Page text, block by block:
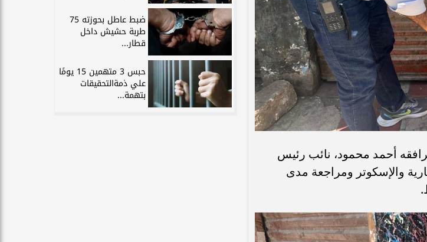
أحمد محمود، نائب رئيس
والإسكوتر ومراجعة مدى
ضبط عاطل بحوزته 75
طربة حشيش داخل
قطار...
حبس 3 متهمين 15 يومًا
علي ذمةالتحقيقات
بتهمة...